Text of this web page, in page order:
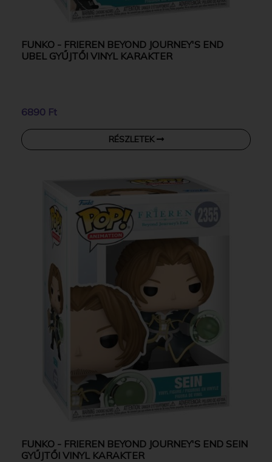
FUNKO - FRIEREN BEYOND JOURNEY'S END
UBEL GYŰJTŐI VINYL KARAKTER
6890 Ft
RÉSZLETEK
FUNKO - FRIEREN BEYOND JOURNEY'S END SEIN
GYŰJTŐI VINYL KARAKTER